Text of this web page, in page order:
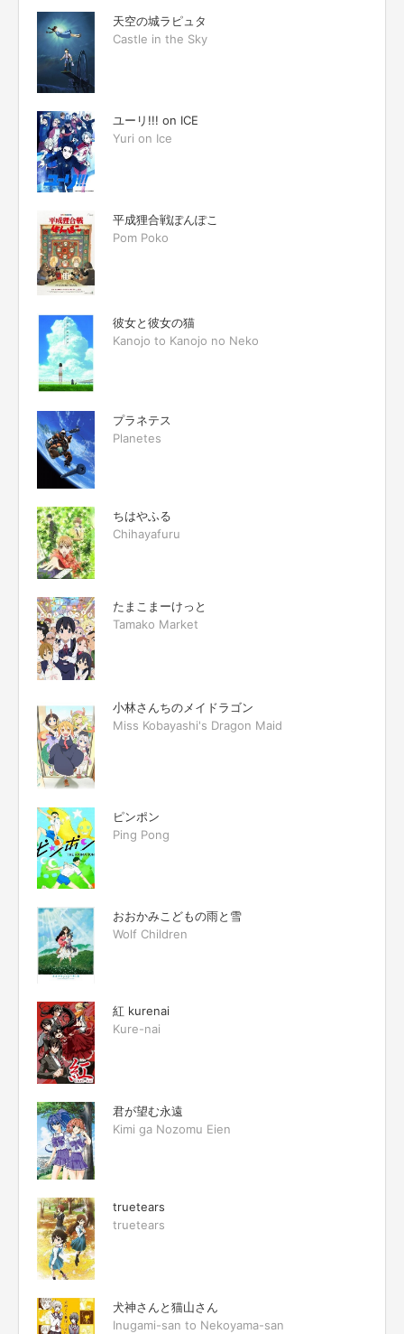
天空の城ラピュタ
Castle in the Sky
ユーリ!!! on ICE
Yuri on Ice
平成狸合戦ぽんぽこ
Pom Poko
彼女と彼女の猫
Kanojo to Kanojo no Neko
プラネテス
Planetes
ちはやふる
Chihayafuru
たまこまーけっと
Tamako Market
小林さんちのメイドラゴン
Miss Kobayashi's Dragon Maid
ピンポン
Ping Pong
おおかみこどもの雨と雪
Wolf Children
紅 kurenai
Kure-nai
君が望む永遠
Kimi ga Nozomu Eien
truetears
truetears
犬神さんと猫山さん
Inugami-san to Nekoyama-san